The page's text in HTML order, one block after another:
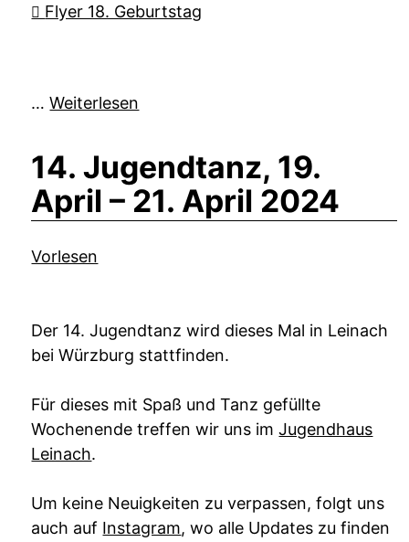
Flyer 18. Geburtstag
…Weiterlesen
14. Jugendtanz, 19.
April – 21. April 2024
Vorlesen
Der 14. Jugendtanz wird dieses Mal in Leinach
bei Würzburg stattfinden.
Für dieses mit Spaß und Tanz gefüllte
Wochenende treffen wir uns imJugendhaus
Leinach.
Um keine Neuigkeiten zu verpassen, folgt uns
auch auf Instagram, wo alle Updates zu finden